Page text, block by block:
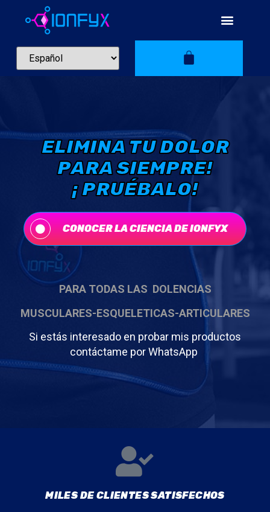
ELIMINA TU DOLOR
PARA SIEMPRE!
¡ PRUÉBALO!
CONOCER LA CIENCIA DE IONFYX
PARA TODAS LAS DOLENCIAS
MUSCULARES-ESQUELETICAS-ARTICULARES
Si estás interesado en probar mis productos
contáctame por WhatsApp
MILES DE CLIENTES SATISFECHOS